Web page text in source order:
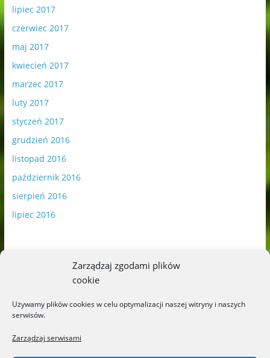
Zarządzaj zgodami plików
cookie
Używamy plików cookies w celu optymalizacji naszej witryny i naszych
serwisów.
Zarządzaj serwisami
lipiec 2017
czerwiec 2017
maj 2017
kwiecień 2017
marzec 2017
luty 2017
styczeń 2017
grudzień 2016
listopad 2016
październik 2016
sierpień 2016
lipiec 2016